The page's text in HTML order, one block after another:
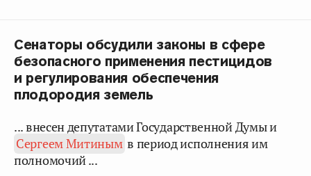
Сенаторы обсудили законы в сфере
безопасного применения пестицидов
и регулирования обеспечения
плодородия земель
... внесен депутатами Государственной Думы и
Сергеем Митиным в период исполнения им
полномочий ...